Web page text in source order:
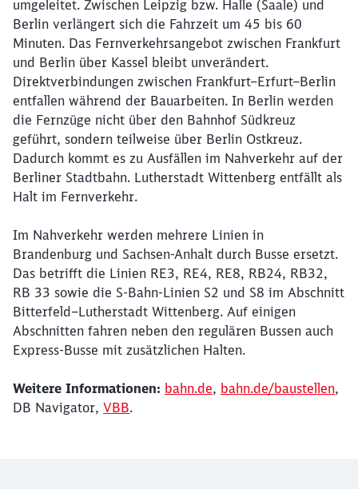
umgeleitet. Zwischen Leipzig bzw. Halle (Saale) und
Berlin verlängert sich die Fahrzeit um 45 bis 60
Minuten. Das Fernverkehrsangebot zwischen Frankfurt
und Berlin über Kassel bleibt unverändert.
Direktverbindungen zwischen Frankfurt–Erfurt–Berlin
entfallen während der Bauarbeiten. In Berlin werden
die Fernzüge nicht über den Bahnhof Südkreuz
geführt, sondern teilweise über Berlin Ostkreuz.
Dadurch kommt es zu Ausfällen im Nahverkehr auf der
Berliner Stadtbahn. Lutherstadt Wittenberg entfällt als
Halt im Fernverkehr.
Im Nahverkehr werden mehrere Linien in
Brandenburg und Sachsen-Anhalt durch Busse ersetzt.
Das betrifft die Linien RE3, RE4, RE8, RB24, RB32,
RB 33 sowie die S-Bahn-Linien S2 und S8 im Abschnitt
Bitterfeld–Lutherstadt Wittenberg. Auf einigen
Abschnitten fahren neben den regulären Bussen auch
Express-Busse mit zusätzlichen Halten.
Weitere Informationen: bahn.de, bahn.de/baustellen,
DB Navigator, VBB.
Schließen
Möchten Sie zuweitergeleitet
werden?
Abbrechen Weiter